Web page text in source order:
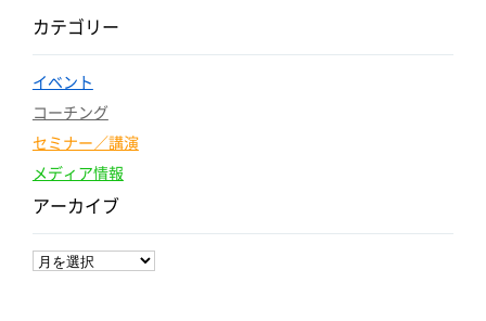
カテゴリー
イベント
コーチング
セミナー／講演
メディア情報
アーカイブ